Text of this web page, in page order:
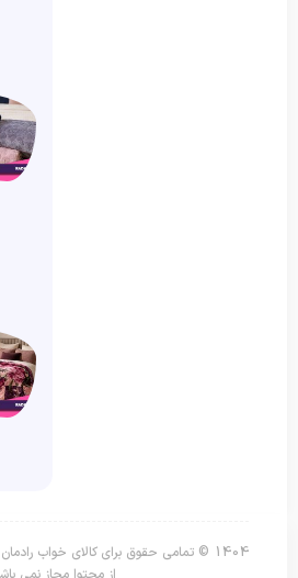
1404 © تمامی حقوق برای کالای خواب